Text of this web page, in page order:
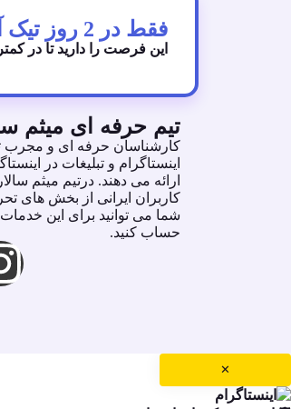
فقط در 2 روز تیک آبی اینستاگرام رو دریافت کنید!
این فرصت را دارید تا در
تیم حرفه ای میثم
كارشناسان حرفه اى و مجرب
اينستاگرام و تبليغات در
ارائه مى دهند. درتيم ميثم
كاربران ايرانى از بخش هاى
شما مى توانيد براى اين
حساب كنيد.
✕